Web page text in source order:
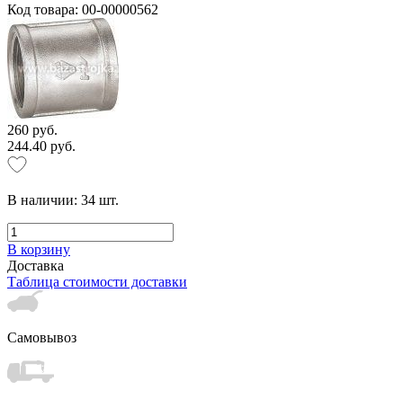
Код товара: 00-00000562
260 руб.
244.40 руб.
В наличии: 34 шт.
В корзину
Доставка
Таблица стоимости доставки
Самовывоз